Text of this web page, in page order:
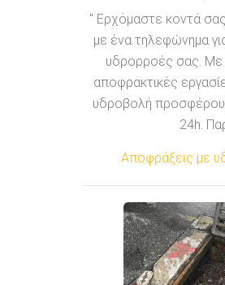
" Ερχόμαστε κοντά
με ένα τηλεφώνημα
υδρορροές σας. Με
αποφρακτικές
υδροβολή
24h.
Αποφράξεις με